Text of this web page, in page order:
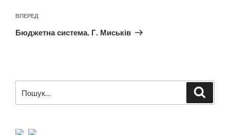
Наступний
запис
ВПЕРЕД
Бюджетна система. Г. Миськів
за